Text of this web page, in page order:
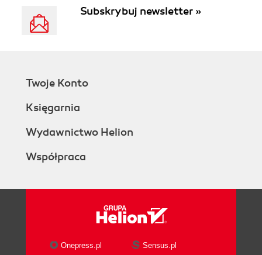
Subskrybuj newsletter »
Twoje Konto
Księgarnia
Wydawnictwo Helion
Współpraca
Onepress.pl
Sensus.pl